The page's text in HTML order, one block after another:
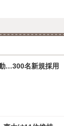
…300名新規採用